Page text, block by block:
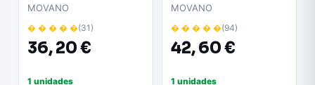
E7440 7.6V 6300mAh
MOVANO
� � � � �(31)
36,20 €
1 unidades
(9365) 7.6V 4000 mAh
MOVANO
� � � � �(94)
42,60 €
1 unidades